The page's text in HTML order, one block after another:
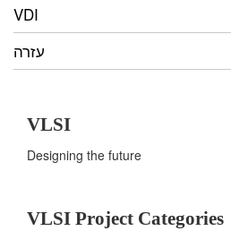
VDI
עזרה
VLSI
Designing the future
VLSI Project Categories